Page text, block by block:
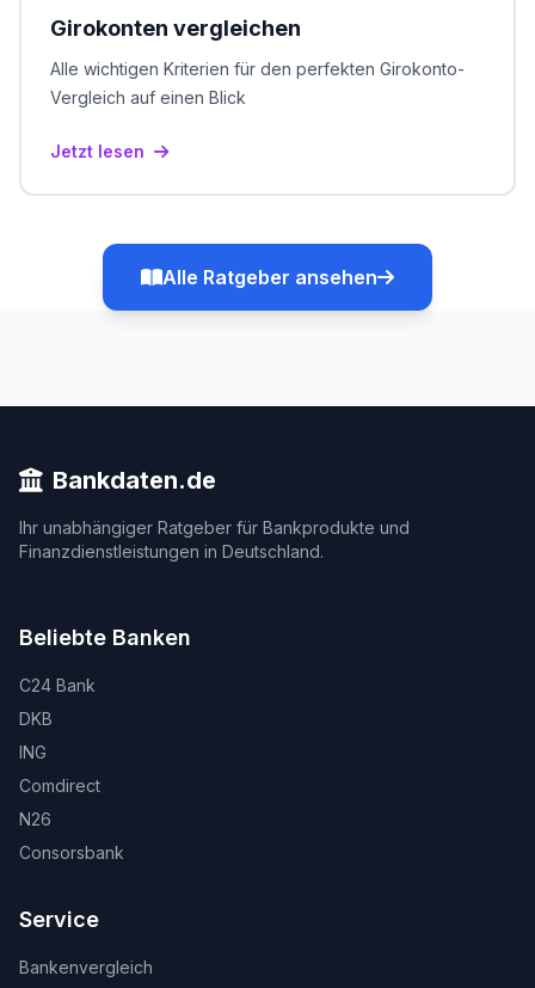
Girokonten vergleichen
Alle wichtigen Kriterien für den perfekten Girokonto-
Vergleich auf einen Blick
Jetzt lesen
Alle Ratgeber ansehen
Bankdaten.de
Ihr unabhängiger Ratgeber für Bankprodukte und
Finanzdienstleistungen in Deutschland.
Beliebte Banken
C24 Bank
DKB
ING
Comdirect
N26
Consorsbank
Service
Bankenvergleich